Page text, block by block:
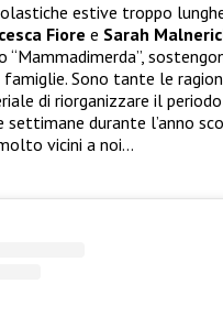
estive troppo
Fiore e Sarah
“Mammadimerda”,
Sono tante le
di riorganizzare il
durante l’anno
vicini a noi…